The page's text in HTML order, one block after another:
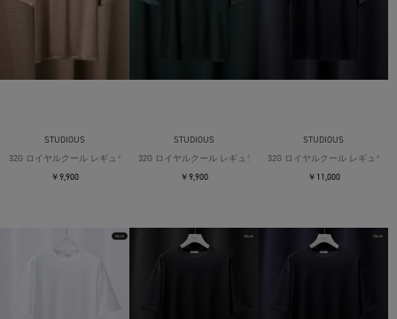
STUDIOUS
32G ロイヤルクール レギュラーTシャツ
￥9,900
STUDIOUS
32G ロイヤルクール レギュラーTシャツ
￥9,900
STUDIOUS
32G ロイヤルクール レギュラー
￥11,000